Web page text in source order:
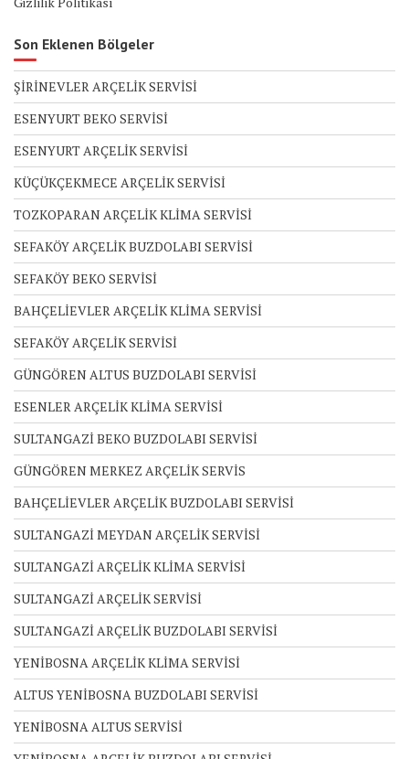
Son Eklenen Bölgeler
ŞİRİNEVLER ARÇELİK SERVİSİ
ESENYURT BEKO SERVİSİ
ESENYURT ARÇELİK SERVİSİ
KÜÇÜKÇEKMECE ARÇELİK SERVİSİ
TOZKOPARAN ARÇELİK KLİMA SERVİSİ
SEFAKÖY ARÇELİK BUZDOLABI SERVİSİ
SEFAKÖY BEKO SERVİSİ
BAHÇELİEVLER ARÇELİK KLİMA SERVİSİ
SEFAKÖY ARÇELİK SERVİSİ
GÜNGÖREN ALTUS BUZDOLABI SERVİSİ
ESENLER ARÇELİK KLİMA SERVİSİ
SULTANGAZİ BEKO BUZDOLABI SERVİSİ
GÜNGÖREN MERKEZ ARÇELİK SERVİS
BAHÇELİEVLER ARÇELİK BUZDOLABI SERVİSİ
SULTANGAZİ MEYDAN ARÇELİK SERVİSİ
SULTANGAZİ ARÇELİK KLİMA SERVİSİ
SULTANGAZİ ARÇELİK SERVİSİ
SULTANGAZİ ARÇELİK BUZDOLABI SERVİSİ
YENİBOSNA ARÇELİK KLİMA SERVİSİ
ALTUS YENİBOSNA BUZDOLABI SERVİSİ
YENİBOSNA ALTUS SERVİSİ